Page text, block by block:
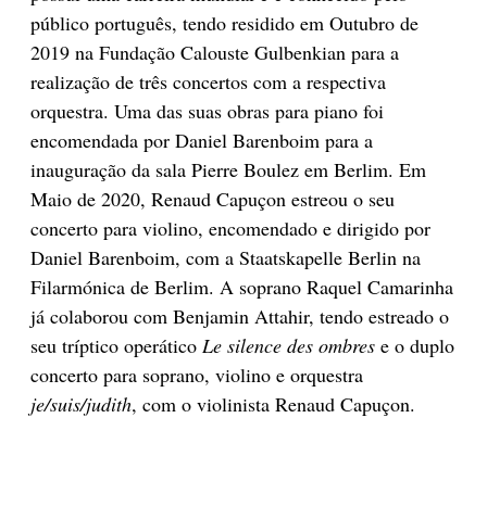
público português, tendo residido em Outubro de
2019 na Fundação Calouste Gulbenkian para a
realização de três concertos com a respectiva
orquestra. Uma das suas obras para piano foi
encomendada por Daniel Barenboim para a
inauguração da sala Pierre Boulez em Berlim. Em
Maio de 2020, Renaud Capuçon estreou o seu
concerto para violino, encomendado e dirigido por
Daniel Barenboim, com a Staatskapelle Berlin na
Filarmónica de Berlim. A soprano Raquel Camarinha
já colaborou com Benjamin Attahir, tendo estreado o
seu tríptico operático Le silence des ombres e o duplo
concerto para soprano, violino e orquestra
je/suis/judith, com o violinista Renaud Capuçon.